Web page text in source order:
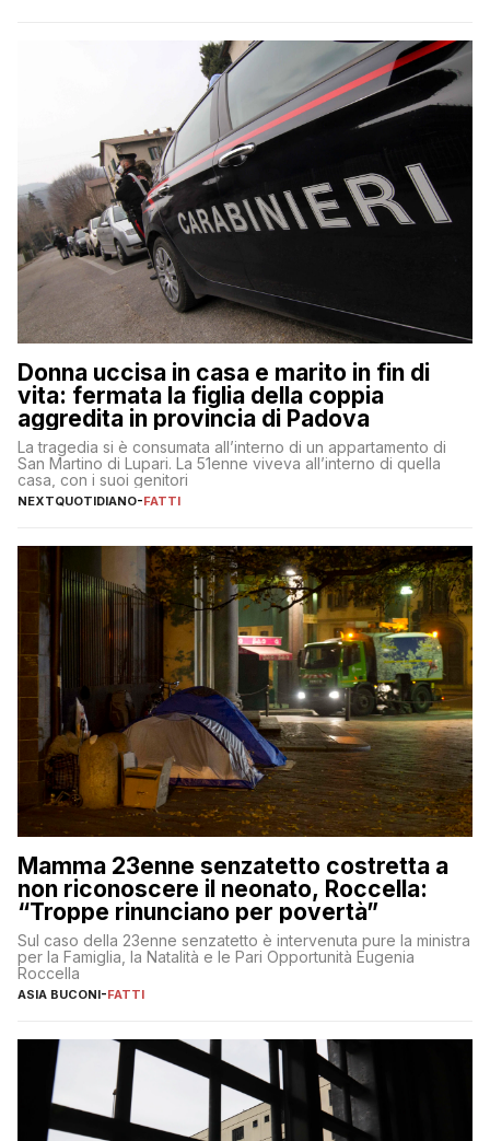
Donna uccisa in casa e marito in fin di
vita: fermata la figlia della coppia
aggredita in provincia di Padova
La tragedia si è consumata all’interno di un appartamento di
San Martino di Lupari. La 51enne viveva all’interno di quella
casa, con i suoi genitori
NEXTQUOTIDIANO-FATTI
Mamma 23enne senzatetto costretta a
non riconoscere il neonato, Roccella:
“Troppe rinunciano per povertà”
Sul caso della 23enne senzatetto è intervenuta pure la ministra
per la Famiglia, la Natalità e le Pari Opportunità Eugenia
Roccella
ASIA BUCONI-FATTI